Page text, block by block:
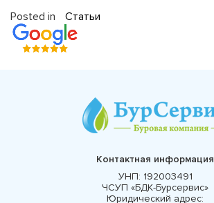
Posted in
Статьи
Контактная информация
УНП: 192003491
ЧСУП «БДК-Бурсервис»
Юридический адрес: